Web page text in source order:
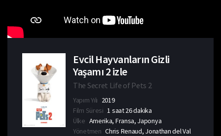
Evcil Hayvanların Gizli
Yaşamı 2 izle
The Secret Life of Pets 2
Yapım Yılı 2019
Film Süresi 1 saat 26 dakika
Ülke Amerika, Fransa, Japonya
Yönetmen Chris Renaud, Jonathan del Val